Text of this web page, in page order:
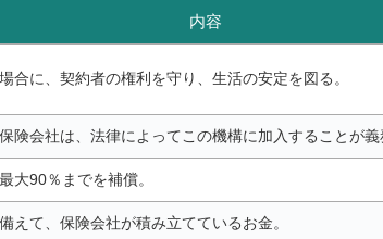
内容
合に、契約者の権利を守り、生活の安定を図る。
険会社は、法律によってこの機構に加入することが義
大90％までを補償。
えて、保険会社が積み立てているお金。